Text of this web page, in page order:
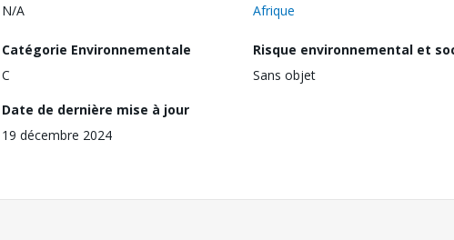
N/A
Afrique
Catégorie Environnementale
C
Risque environnemental et
Sans objet
Date de dernière mise à jour
19 décembre 2024